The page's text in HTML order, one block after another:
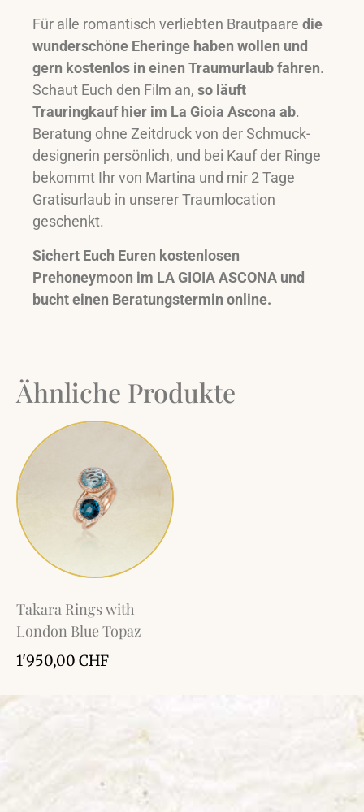
Für alle romantisch verliebten Brautpaare die
wunderschöne Eheringe haben wollen und
gern kostenlos in einen Traumurlaub fahren.
Schaut Euch den Film an, so läuft
Trauringkauf hier im La Gioia Ascona ab.
Beratung ohne Zeitdruck von der Schmuck-
designerin persönlich, und bei Kauf der Ringe
bekommt Ihr von Martina und mir 2 Tage
Gratisurlaub in unserer Traumlocation
geschenkt.
Sichert Euch Euren kostenlosen
Prehoneymoon im LA GIOIA ASCONA und
bucht einen Beratungstermin online.
Ähnliche Produkte
Takara Rings with
London Blue Topaz
1'950,00 CHF